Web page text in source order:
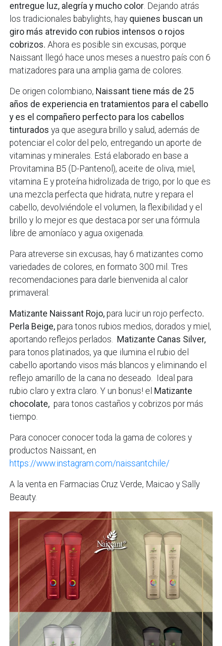
entregue luz, alegría y mucho color . Dejando atrás
los tradicionales babylights, hay quienes buscan un
giro más atrevido con rubios intensos o rojos
cobrizos.Ahora es posible sin excusas, porque
Naissant llegó hace unos meses a nuestro país con 6
matizadores para una amplia gama de colores.
De origen colombiano, Naissant tiene más de 25
años de experiencia en tratamientos para el cabello
y es el compañero perfecto para los cabellos
tinturadosya que asegura brillo y salud, además de
potenciar el color del pelo, entregando un aporte de
vitaminas y minerales. Está elaborado en base a
Provitamina B5 (D-Pantenol), aceite de oliva, miel,
vitamina E y proteína hidrolizada de trigo, por lo que es
una mezcla perfecta que hidrata, nutre y repara el
cabello, devolviéndole el volumen, la flexibilidad y el
brillo y lo mejor es que destaca por ser una fórmula
libre de amoníaco y agua oxigenada.
Para atreverse sin excusas, hay 6 matizantes como
variedades de colores, en formato 300 mil. Tres
recomendaciones para darle bienvenida al calor
primaveral:
Matizante Naissant Rojo, para lucir un rojo perfecto.
Perla Beige, para tonos rubios medios, dorados y miel,
aportando reflejos perlados. Matizante Canas Silver,
para tonos platinados, ya que ilumina el rubio del
cabello aportando visos más blancos y eliminando el
reflejo amarillo de la cana no deseado. Ideal para
rubio claro y extra claro. Y un bonus! el Matizante
chocolate, para tonos castaños y cobrizos por más
tiempo.
Para conocer conocer toda la gama de colores y
productos Naissant, en
https://www.instagram.com/naissantchile/
A la venta en Farmacias Cruz Verde, Maicao y Sally
Beauty.